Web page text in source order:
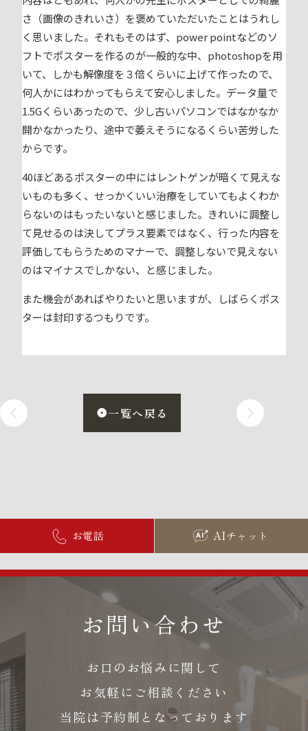
さ（画像のきれいさ）を褒めていただいたことはうれし
く思いました。それもそのはず、power pointなどのソ
フトでポスターを作るのが一般的な中、photoshopを用
いて、しかも解像度を３倍くらいに上げて作ったので、
何人かにはわかってもらえて安心しました。データ量で
1.5Gくらいあったので、少し古いパソコンではなかなか
開かなかったり、途中で萎えそうになるくらい苦労した
からです。
40ほどあるポスターの中にはレントゲンが暗くて見えな
いものも多く、せっかくいい治療をしていてもよくわか
らないのはもったいないと感じました。きれいに調整し
て見せるのは決してプラス要素ではなく、行った内容を
評価してもらうためのマナーで、調整しないで見えない
のはマイナスでしかない、と感じました。
また機会があればやりたいと思いますが、しばらくポス
ターは封印するつもりです。
一覧へ戻る
お電話 AIチャット
お問い合わせ
お口のお悩みに関して
お気軽にご相談ください
当院は予約制となっております